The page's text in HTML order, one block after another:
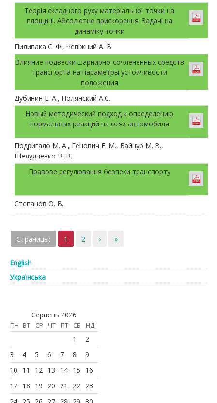
Теорія складного руху матеріальної точки на
площині. Абсолютне прискорення. Задачі на
динаміку точки
Пилипака С. Ф., Чепіжний А. В.
Влияние подвески шарнирно-сочлененных средств
транспорта на параметры устойчивости
положения
Дубинин Е. А., Полянский А.С.
Новый методический подход к определению
нормальных реакций на осях автомобиля
Подригало М. А., Гецович Е. М., Байцур М. В.,
Шелудченко В. В.
Правове регулювання безпеки транспорту
Степанов О. В.
Страницы: 1 2 › »
English
Українська
Серпень 2026
ПН ВТ СР ЧТ ПТ СБ НД
1
2
3
4 5 6 7 8
9
10
11 12 13 14 15
16
17 18 19 20 21 22
23